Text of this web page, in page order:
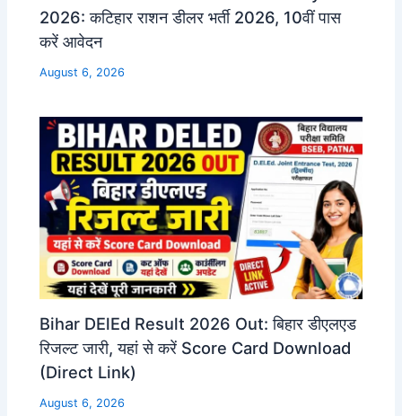
2026: कटिहार राशन डीलर भर्ती 2026, 10वीं पास
करें आवेदन
August 6, 2026
Bihar DElEd Result 2026 Out: बिहार डीएलएड
रिजल्ट जारी, यहां से करें Score Card Download
(Direct Link)
August 6, 2026